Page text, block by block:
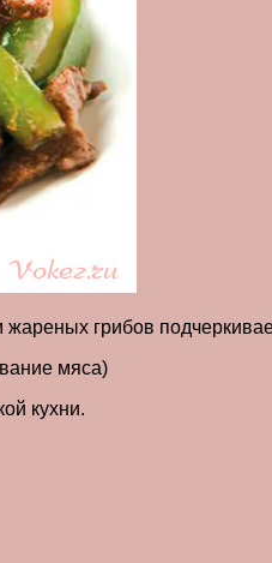
грибов
мяса)
кухни.